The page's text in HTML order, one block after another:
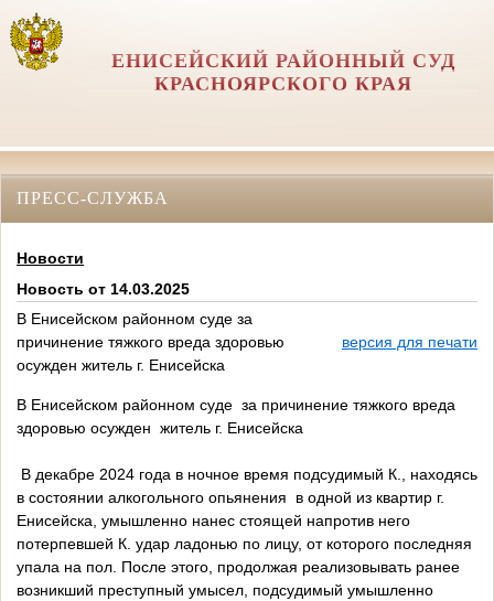
ЕНИСЕЙСКИЙ РАЙОННЫЙ СУД
КРАСНОЯРСКОГО КРАЯ
ПРЕСС-СЛУЖБА
Новости
Новость от 14.03.2025
В Енисейском районном суде за
причинение тяжкого вреда здоровью
осужден житель г. Енисейска
версия для печати
В Енисейском районном суде за причинение тяжкого вреда
здоровью осужден житель г. Енисейска
В декабре 2024 года в ночное время подсудимый К., находясь
в состоянии алкогольного опьянения в одной из квартир г.
Енисейска, умышленно нанес стоящей напротив него
потерпевшей К. удар ладонью по лицу, от которого последняя
упала на пол. После этого, продолжая реализовывать ранее
возникший преступный умысел, подсудимый умышленно